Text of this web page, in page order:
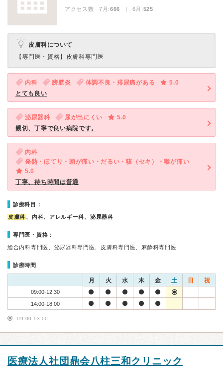
アクセス数 7月:666 | 6月:525
皮膚科について
【専門医・資格】 皮膚科専門医
内科 膀胱炎 体調不良・排尿痛がある
5.0
とても良い
泌尿器科 尿が出にくい
5.0
親切、丁寧で良い病院です。
内科
発熱・ほてり・頭が痛い・だるい・咳（セキ）・喉が痛い
5.0
丁寧、待ち時間は普通
診療科目：
皮膚科 、内科、アレルギー科、泌尿器科
専門医・資格：
総合内科専門医、泌尿器科専門医、皮膚科専門医、麻酔科専門医
診療時間
月 火 水 木 金 土 日 祝
09:00-12:30
14:00-18:00
09:00-13:00
医療法人社団鼎会八柱三和クリニック